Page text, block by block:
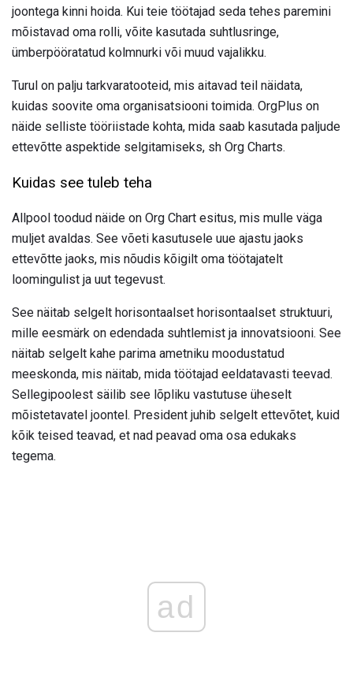
joontega kinni hoida. Kui teie töötajad seda tehes paremini
mõistavad oma rolli, võite kasutada suhtlusringe,
ümberpööratatud kolmnurki või muud vajalikku.
Turul on palju tarkvaratooteid, mis aitavad teil näidata,
kuidas soovite oma organisatsiooni toimida. OrgPlus on
näide selliste tööriistade kohta, mida saab kasutada paljude
ettevõtte aspektide selgitamiseks, sh Org Charts.
Kuidas see tuleb teha
Allpool toodud näide on Org Chart esitus, mis mulle väga
muljet avaldas. See võeti kasutusele uue ajastu jaoks
ettevõtte jaoks, mis nõudis kõigilt oma töötajatelt
loomingulist ja uut tegevust.
See näitab selgelt horisontaalset horisontaalset struktuuri,
mille eesmärk on edendada suhtlemist ja innovatsiooni. See
näitab selgelt kahe parima ametniku moodustatud
meeskonda, mis näitab, mida töötajad eeldatavasti teevad.
Sellegipoolest säilib see lõpliku vastutuse üheselt
mõistetavatel joontel. President juhib selgelt ettevõtet, kuid
kõik teised teavad, et nad peavad oma osa edukaks
tegema.
ad